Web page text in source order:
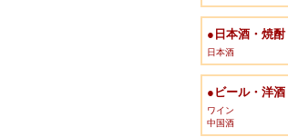
●日本酒・焼酎
日本酒
●ビール・洋酒
ワイン
中国酒